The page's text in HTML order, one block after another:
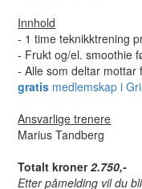
Innhold
- 1 time teknikktrening
- Frukt og/el. smoothie
- Alle som deltar mottar
gratis medlemskap i
Ansvarlige trenere
Marius Tandberg
Totalt kroner2.750,-
Etter påmelding vil du